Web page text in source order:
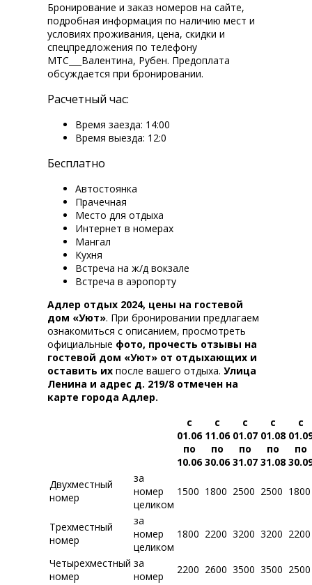
Бронирование и заказ номеров на сайте,
подробная информация по наличию мест и
условиях проживания, цена, скидки и
спецпредложения по телефону
МТС___Валентина, Рубен. Предоплата
обсуждается при бронировании.
Расчетный час:
Время заезда: 14:00
Время выезда: 12:0
Бесплатно
Автостоянка
Прачечная
Место для отдыха
Интернет в номерах
Мангал
Кухня
Встреча на ж/д вокзале
Встреча в аэропорту
Адлер отдых 2024, цены на гостевой
дом «Уют». При бронировании предлагаем
ознакомиться с описанием, просмотреть
официальные фото, прочесть отзывы на
гостевой дом «Уют» от отдыхающих и
оставить их после вашего отдыха. Улица
Ленина и адрес д. 219/8 отмечен на
карте города Адлер.
с
01.06
по
10.06
с
11.06
по
30.06
с
01.07
по
31.07
с
01.08
по
31.08
с
по
Двухместный
номер
за
номер
целиком
1500 1800 2500 2500 1800
Трехместный
номер
за
номер
целиком
1800 2200 3200 3200 2200
Четырехместный
номер
за
номер
2200 2600 3500 3500 2500